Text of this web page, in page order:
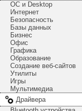
ОС и Desktop
Интернет
Безопасность
Базы данных
Бизнес
Офис
Графика
Образование
Создание веб-сайтов
Утилиты
Игры
Мультимедиа
Драйвера